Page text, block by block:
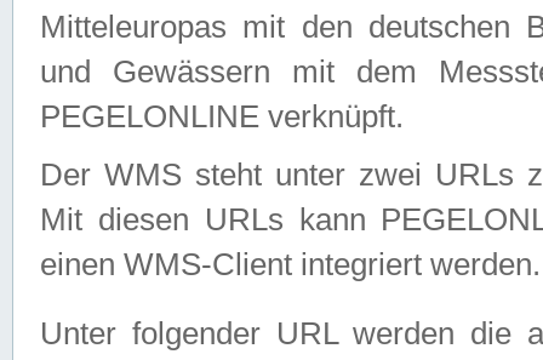
Mitteleuropas mit den deutschen
und Gewässern mit dem
PEGELONLINE verknüpft.
Der WMS steht unter zwei URLs
Mit diesen URLs kann
einen WMS-Client integriert werden.
Unter folgender URL werden die